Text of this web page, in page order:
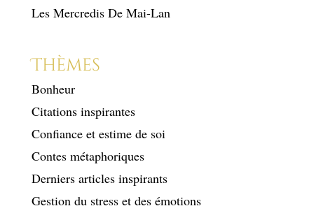
Les Mercredis De Mai-Lan
Thèmes
Bonheur
Citations inspirantes
Confiance et estime de soi
Contes métaphoriques
Derniers articles inspirants
Gestion du stress et des émotions